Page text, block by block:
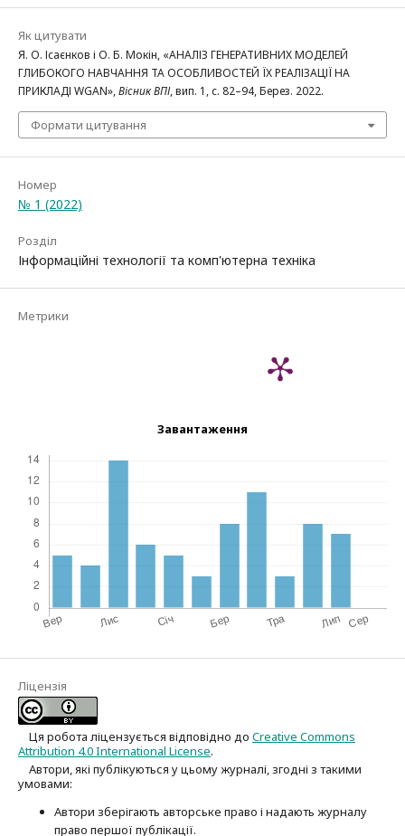
Як цитувати
Я. О. Ісаєнков і О. Б. Мокін, «АНАЛІЗ ГЕНЕРАТИВНИХ МОДЕЛЕЙ
ГЛИБОКОГО НАВЧАННЯ ТА ОСОБЛИВОСТЕЙ ЇХ РЕАЛІЗАЦІЇ НА
ПРИКЛАДІ WGAN»,Вісник ВПІ, вип. 1, с. 82–94, Берез. 2022.
Формати цитування
Номер
№ 1 (2022)
Розділ
Інформаційні технології та комп'ютерна техніка
Метрики
Завантаження
Ліцензія
Ця робота ліцензується відповідно до Creative Commons
Attribution 4.0 International License.
Автори, які публікуються у цьому журналі, згодні з такими
умовами:
Автори зберігають авторське право і надають журналу
право першої публі­кації.